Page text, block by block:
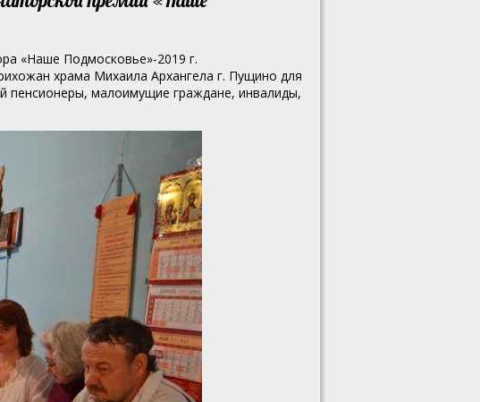
«Наше Подмосковье»-2019 г.
храма Михаила Архангела г. Пущино для
пенсионеры, малоимущие граждане, инвалиды,